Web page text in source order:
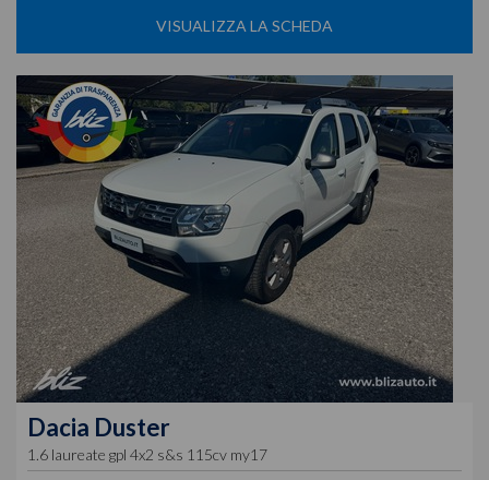
VISUALIZZA LA SCHEDA
Dacia Duster
1.6 laureate gpl 4x2 s&s 115cv my17